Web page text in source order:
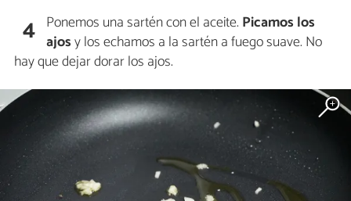
4 Ponemos una sartén con el aceite. Picamos los
ajosy los echamos a la sartén a fuego suave. No
hay que dejar dorar los ajos.